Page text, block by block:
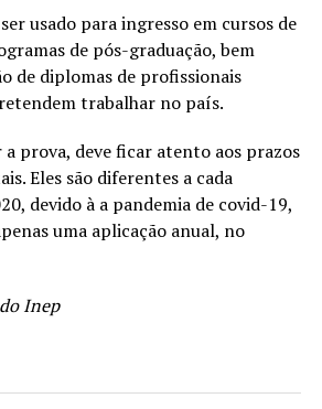
usado para ingresso em cursos de
de pós-graduação, bem
de diplomas de profissionais
trabalhar no país.
a prova, deve ficar atento aos prazos
Eles são diferentes a cada
devido à a pandemia de covid-19,
uma aplicação anual, no
Inep